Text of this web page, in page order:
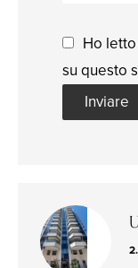
Ho
su questo
Inviare